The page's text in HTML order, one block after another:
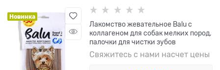
Новинка
Лакомство жевательное Balu с
коллагеном для собак мелких пород,
палочки для чистки зубов
Свяжитесь с нами насчет цены